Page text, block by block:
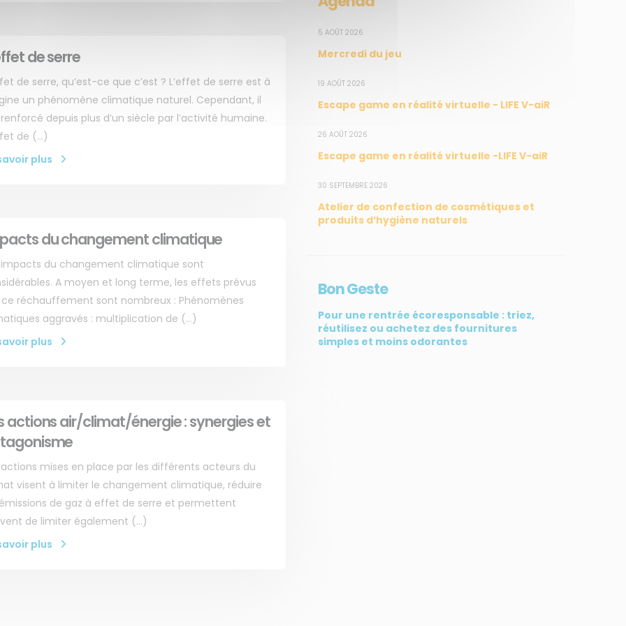
de serre
de serre, qu’est-ce que c’est ? L’effet de serre est à
un phénomène climatique naturel. Cependant, il
depuis plus d’un siècle par l’activité humaine.
de (…)
plus
du changement climatique
impacts du changement climatique sont
A moyen et long terme, les effets prévus
ce réchauffement sont nombreux : Phénomènes
aggravés : multiplication de (…)
plus
actions air/climat/énergie : synergies et
actions mises en place par les différents acteurs du
visent à limiter le changement climatique, réduire
de gaz à effet de serre et permettent
de limiter également (…)
plus
5 AOÛT 2026
Mercredi du jeu
19 AOÛT 2026
Escape game en réalité virtuelle - LIFE V-aiR
26 AOÛT 2026
Escape game en réalité virtuelle -LIFE V-aiR
30 SEPTEMBRE 2026
Atelier de confection de cosmétiques et
produits d’hygiène naturels
Bon Geste
Pour une rentrée écoresponsable : triez,
réutilisez ou achetez des fournitures
simples et moins odorantes
Accueil
Qui sommes-nous ?
Comprendre
Agir
Ressources et
publications
Presse
Enseignants
Mesures réglementaires
Mesures du réseau